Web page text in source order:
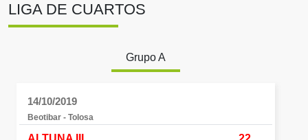
LIGA DE CUARTOS
Grupo A
14/10/2019
Beotibar - Tolosa